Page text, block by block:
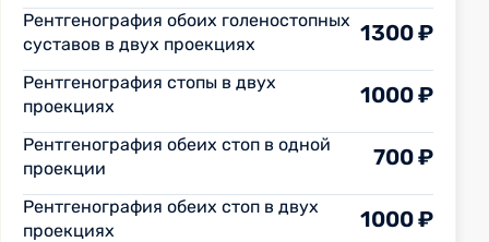
Рентгенография обоих голеностопных
суставов в двух проекциях
1300 ₽
Рентгенография стопы в двух
проекциях
1000 ₽
Рентгенография обеих стоп в одной
проекции
700 ₽
Рентгенография обеих стоп в двух
проекциях
1000 ₽